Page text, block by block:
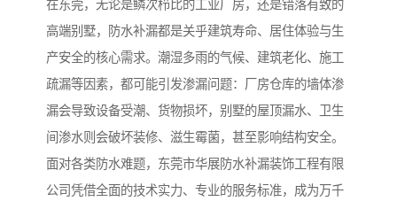
在东莞，无论是鳞次栉比的工业厂房，还是错落有致的
高端别墅，防水补漏都是关乎建筑寿命、居住体验与生
产安全的核心需求。潮湿多雨的气候、建筑老化、施工
疏漏等因素，都可能引发渗漏问题：厂房仓库的墙体渗
漏会导致设备受潮、货物损坏，别墅的屋顶漏水、卫生
间渗水则会破坏装修、滋生霉菌，甚至影响结构安全。
面对各类防水难题，东莞市华展防水补漏装饰工程有限
公司凭借全面的技术实力、专业的服务标准，成为万千